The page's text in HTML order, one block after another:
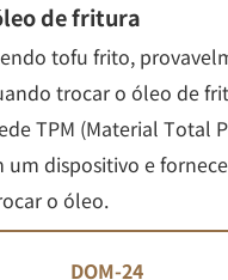
de fritura
tofu frito,
trocar o óleo de
TPM (Material Total
um dispositivo e
o óleo.
DOM-24